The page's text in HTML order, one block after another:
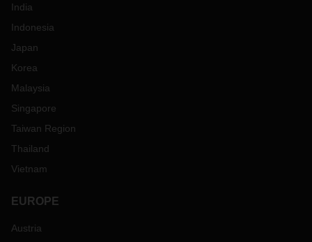
India
Indonesia
Japan
Korea
Malaysia
Singapore
Taiwan Region
Thailand
Vietnam
EUROPE
Austria